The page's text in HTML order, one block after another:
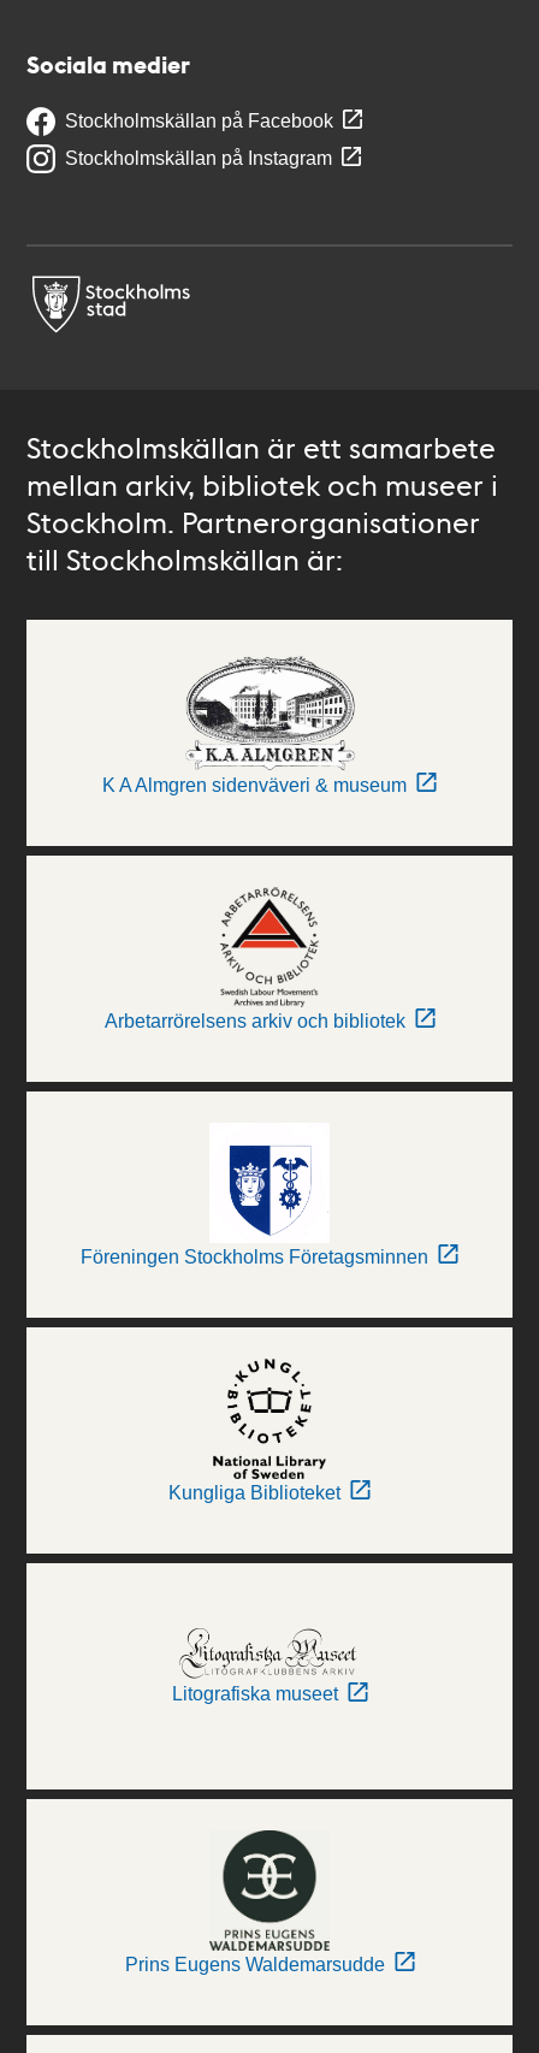
Sociala medier
Stockholmskällan på Facebook
Stockholmskällan på Instagram
Stockholmskällan är ett samarbete
mellan arkiv, bibliotek och museer i
Stockholm. Partnerorganisationer
till Stockholmskällan är:
K A Almgren sidenväveri & museum
Arbetarrörelsens arkiv och bibliotek
Föreningen Stockholms Företagsminnen
Kungliga Biblioteket
Litografiska museet
Prins Eugens Waldemarsudde